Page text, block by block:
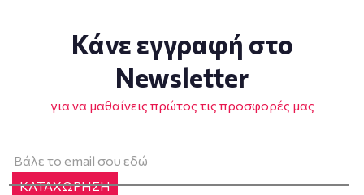
Κάνε εγγραφή στο
Newsletter
για να μαθαίνεις πρώτος τις προσφορές μας
ΚΑΤΑΧΩΡΗΣΗ